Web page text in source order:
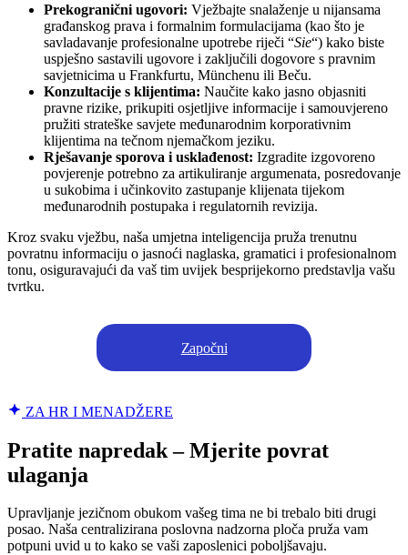
Prekogranični ugovori: Vježbajte snalaženje u nijansama
građanskog prava i formalnim formulacijama (kao što je
savladavanje profesionalne upotrebe riječi “Sie“) kako biste
uspješno sastavili ugovore i zaključili dogovore s pravnim
savjetnicima u Frankfurtu, Münchenu ili Beču.
Konzultacije s klijentima: Naučite kako jasno objasniti
pravne rizike, prikupiti osjetljive informacije i samouvjereno
pružiti strateške savjete međunarodnim korporativnim
klijentima na tečnom njemačkom jeziku.
Rješavanje sporova i usklađenost: Izgradite izgovoreno
povjerenje potrebno za artikuliranje argumenata, posredovanje
u sukobima i učinkovito zastupanje klijenata tijekom
međunarodnih postupaka i regulatornih revizija.
Kroz svaku vježbu, naša umjetna inteligencija pruža trenutnu
povratnu informaciju o jasnoći naglaska, gramatici i profesionalnom
tonu, osiguravajući da vaš tim uvijek besprijekorno predstavlja vašu
tvrtku.
Započni
ZA HR I MENADŽERE
Pratite napredak – Mjerite povrat
ulaganja
Upravljanje jezičnom obukom vašeg tima ne bi trebalo biti drugi
posao. Naša centralizirana poslovna nadzorna ploča pruža vam
potpuni uvid u to kako se vaši zaposlenici poboljšavaju.